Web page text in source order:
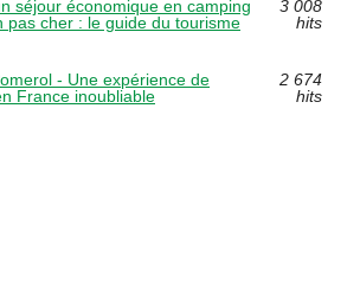
séjour économique en camping
pas cher : le guide du tourisme
3 008
hits
- Une expérience de
France inoubliable
2 674
hits